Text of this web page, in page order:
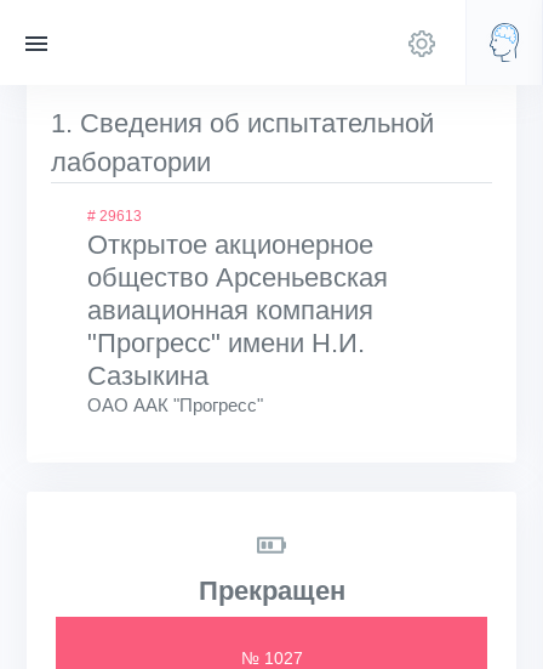
1. Сведения об испытательной
лаборатории
# 29613
Открытое акционерное
общество Арсеньевская
авиационная компания
"Прогресс" имени Н.И.
Сазыкина
ОАО ААК "Прогресс"
Прекращен
№ 1027